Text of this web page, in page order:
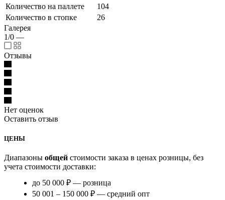
Количество на паллете
104
Количество в стопке
26
Галерея
1/0 —
Отзывы
Нет оценок
Оставить отзыв
ЦЕНЫ
Диапазоны общей стоимости заказа в ценах розницы, без
учета стоимости доставки:
до 50 000 ₽ — розница
50 001 – 150 000 ₽ — средний опт